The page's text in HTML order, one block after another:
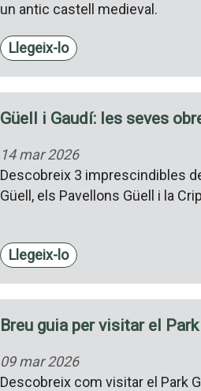
un antic castell medieval.
Llegeix-lo
Güell i Gaudí: les seves
14 mar 2026
Descobreix 3 imprescindibles
Güell, els Pavellons Güell i la
Llegeix-lo
Breu guia per visitar el
09 mar 2026
Descobreix com visitar el Park